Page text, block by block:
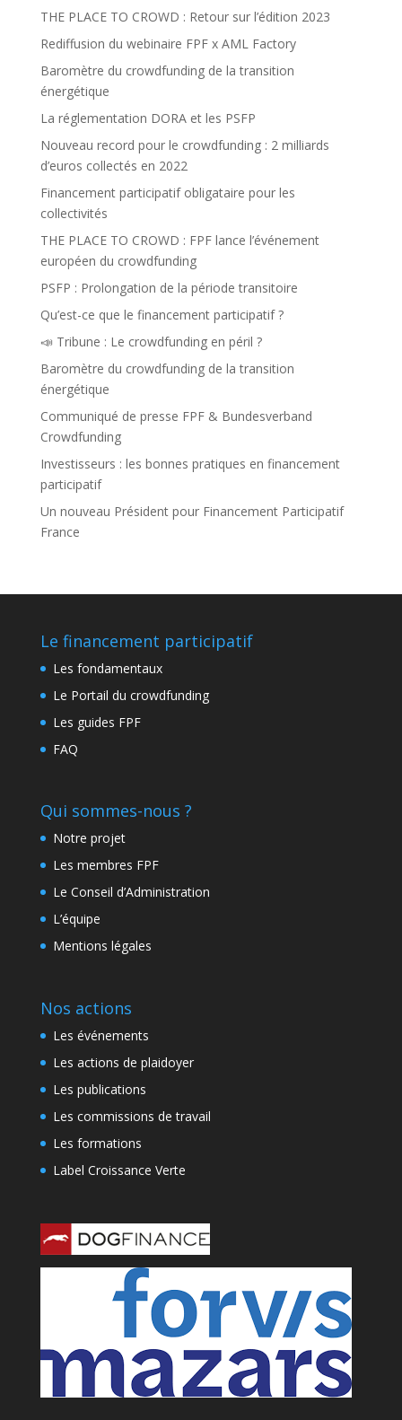
THE PLACE TO CROWD : Retour sur l’édition 2023
Rediffusion du webinaire FPF x AML Factory
Baromètre du crowdfunding de la transition
énergétique
La réglementation DORA et les PSFP
Nouveau record pour le crowdfunding : 2 milliards
d’euros collectés en 2022
Financement participatif obligataire pour les
collectivités
THE PLACE TO CROWD : FPF lance l’événement
européen du crowdfunding
PSFP : Prolongation de la période transitoire
Qu’est-ce que le financement participatif ?
📣 Tribune : Le crowdfunding en péril ?
Baromètre du crowdfunding de la transition
énergétique
Communiqué de presse FPF & Bundesverband
Crowdfunding
Investisseurs : les bonnes pratiques en financement
participatif
Un nouveau Président pour Financement Participatif
France
Le financement participatif
Les fondamentaux
Le Portail du crowdfunding
Les guides FPF
FAQ
Qui sommes-nous ?
Notre projet
Les membres FPF
Le Conseil d’Administration
L’équipe
Mentions légales
Nos actions
Les événements
Les actions de plaidoyer
Les publications
Les commissions de travail
Les formations
Label Croissance Verte